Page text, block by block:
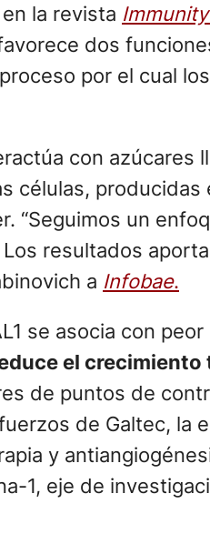
la revista Immunity
dos
por el cual
con azúcares
células,
“Seguimos un
resultados
a Infobae.
se asocia con
el crecimiento
de puntos de
de Galtec, la
y
1, eje de